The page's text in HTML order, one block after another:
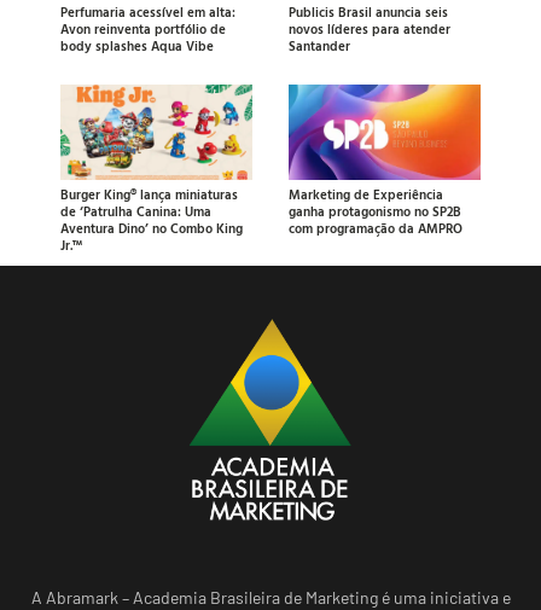
Perfumaria acessível em alta:
Avon reinventa portfólio de
body splashes Aqua Vibe
Publicis Brasil anuncia seis
novos líderes para atender
Santander
Burger King® lança miniaturas
de ‘Patrulha Canina: Uma
Aventura Dino’ no Combo King
Jr.™
Marketing de Experiência
ganha protagonismo no SP2B
com programação da AMPRO
A Abramark – Academia Brasileira de Marketing é uma iniciativa e